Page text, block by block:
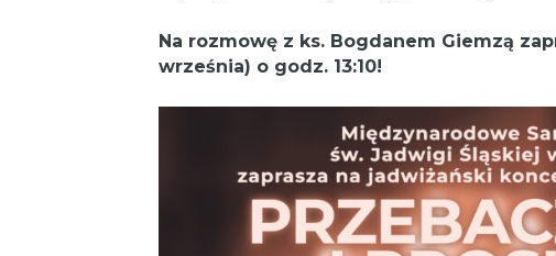
Na rozmowę z ks. Bogdanem Giemzą
września) o godz. 13:10!